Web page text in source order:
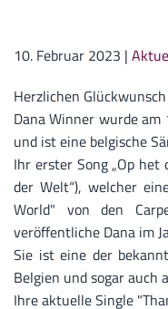
10. Februar 2023 |
Herzlichen
Dana Winner wurde
und ist eine belgische
Ihr erster Song „Op het
der Welt“), welcher
World" von den
veröffentliche Dana im
Sie ist eine der
Belgien und sogar auch
Ihre aktuelle Single